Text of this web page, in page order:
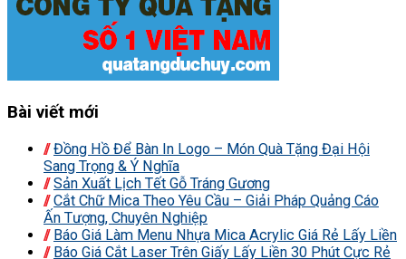
Bài viết mới
Đồng Hồ Để Bàn In Logo – Món Quà Tặng Đại Hội
Sang Trọng & Ý Nghĩa
Sản Xuất Lịch Tết Gỗ Tráng Gương
Cắt Chữ Mica Theo Yêu Cầu – Giải Pháp Quảng Cáo
Ấn Tượng, Chuyên Nghiệp
Báo Giá Làm Menu Nhựa Mica Acrylic Giá Rẻ Lấy Liền
Báo Giá Cắt Laser Trên Giấy Lấy Liền 30 Phút Cực Rẻ